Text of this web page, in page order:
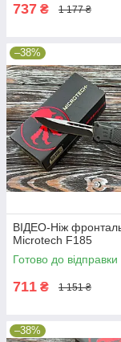
737 ₴ 1 177 ₴
–38%
ВІДЕО-Ніж
Microtech F185
Готово до відправки
711 ₴ 1 151 ₴
–38%